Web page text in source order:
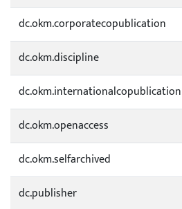
dc.okm.corporatecopublication
dc.okm.discipline
dc.okm.internationalcopublication
dc.okm.openaccess
dc.okm.selfarchived
dc.publisher